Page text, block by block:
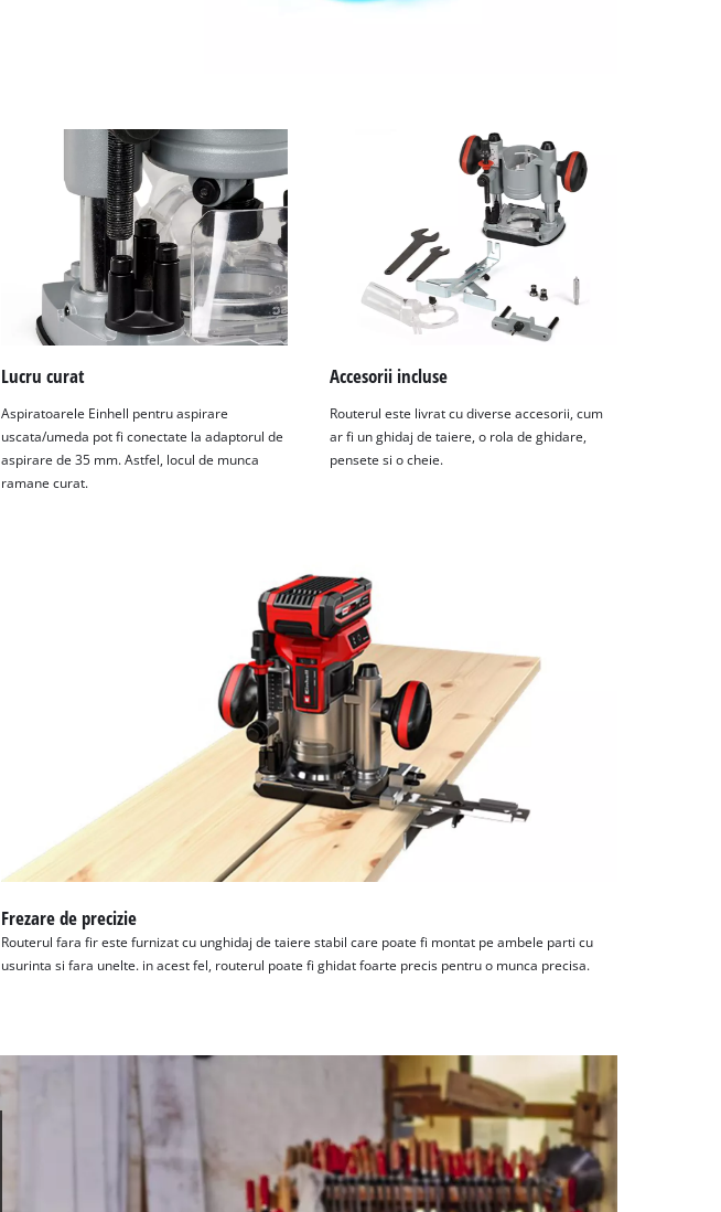
Lucru curat
Aspiratoarele Einhell pentru aspirare
uscata/umeda pot fi conectate la adaptorul de
aspirare de 35 mm. Astfel, locul de munca
ramane curat.
Accesorii incluse
Routerul este livrat cu diverse accesorii, cum
ar fi un ghidaj de taiere, o rola de ghidare,
pensete si o cheie.
Frezare de precizie
Routerul fara fir este furnizat cu unghidaj de taiere stabil care poate fi montat pe ambele parti cu
usurinta si fara unelte. in acest fel, routerul poate fi ghidat foarte precis pentru o munca precisa.